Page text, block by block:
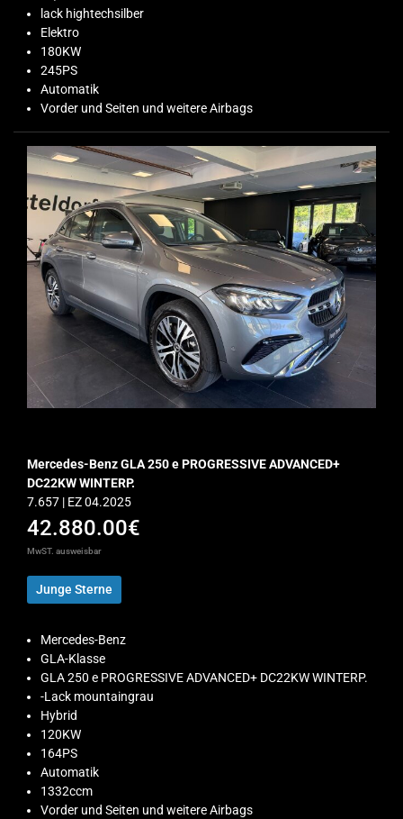
lack hightechsilber
Elektro
180KW
245PS
Automatik
Vorder und Seiten und weitere Airbags
Mercedes-Benz GLA 250 e PROGRESSIVE ADVANCED+
DC22KW WINTERP.
7.657 | EZ 04.2025
42.880.00€
MwST. ausweisbar
Junge Sterne
Mercedes-Benz
GLA-Klasse
GLA 250 e PROGRESSIVE ADVANCED+ DC22KW WINTERP.
-Lack mountaingrau
Hybrid
120KW
164PS
Automatik
1332ccm
Vorder und Seiten und weitere Airbags